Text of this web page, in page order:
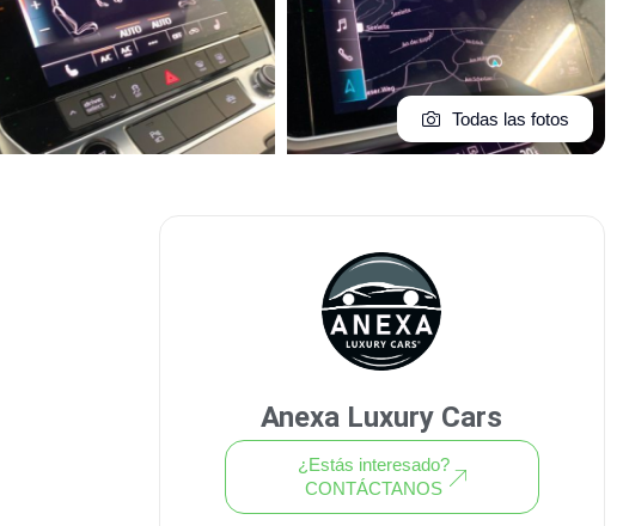
Todas las fotos
Anexa Luxury Cars
¿Estás interesado?
CONTÁCTANOS